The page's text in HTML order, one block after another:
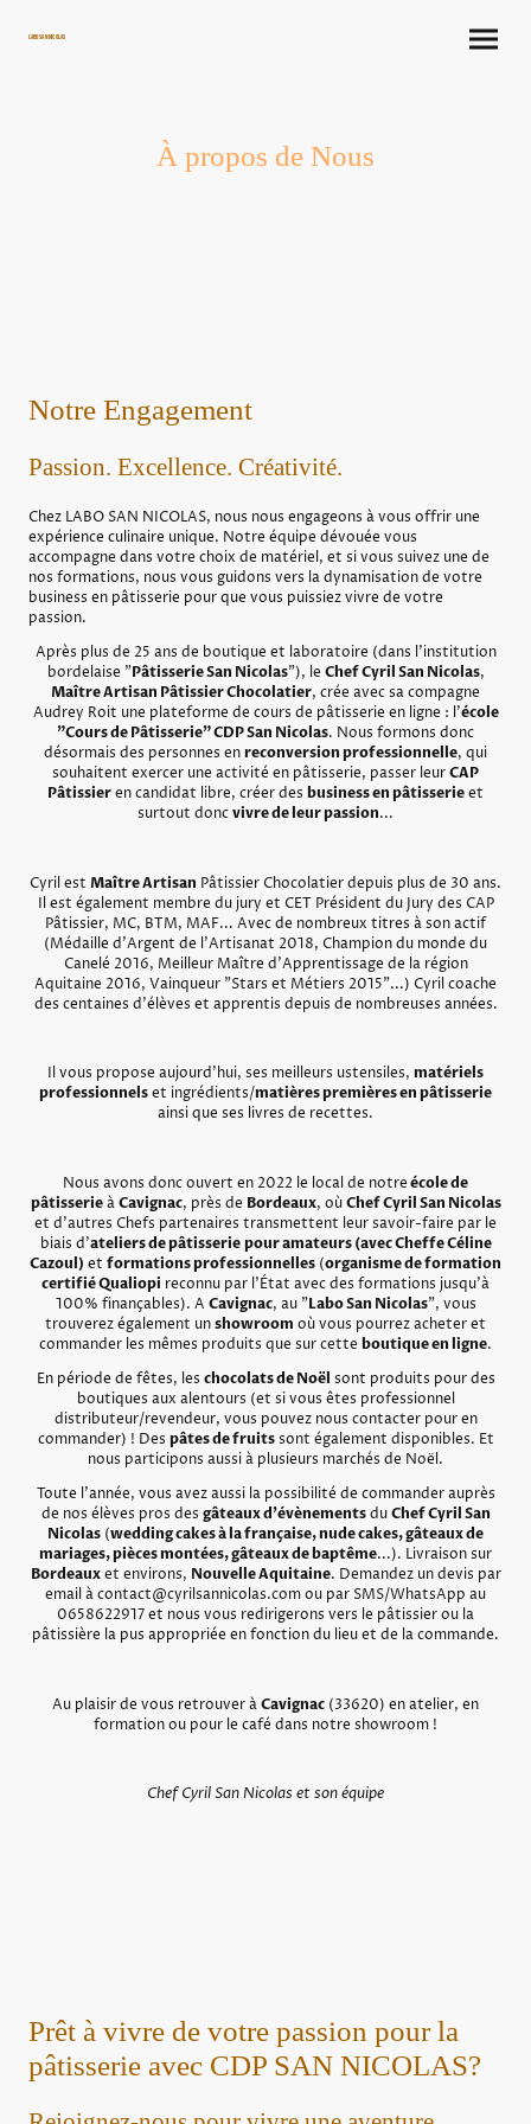
LABO SAN NICOLAS
À propos de Nous
Notre Engagement
Passion. Excellence. Créativité.
Chez LABO SAN NICOLAS, nous nous engageons à vous offrir une
expérience culinaire unique. Notre équipe dévouée vous
accompagne dans votre choix de matériel, et si vous suivez une de
nos formations, nous vous guidons vers la dynamisation de votre
business en pâtisserie pour que vous puissiez vivre de votre
passion.
Après plus de 25 ans de boutique et laboratoire (dans l'institution
bordelaise "Pâtisserie San Nicolas"), le Chef Cyril San Nicolas,
Maître Artisan Pâtissier Chocolatier, crée avec sa compagne
Audrey Roit une plateforme de cours de pâtisserie en ligne : l'école
"Cours de Pâtisserie" CDP San Nicolas. Nous formons donc
désormais des personnes enreconversion professionnelle, qui
souhaitent exercer une activité en pâtisserie, passer leurCAP
Pâtissieren candidat libre, créer des business en pâtisserieet
surtout doncvivre de leur passion...
Cyril est Maître Artisan Pâtissier Chocolatier depuis plus de 30 ans.
Il est également membre du jury et CET Président du Jury des CAP
Pâtissier, MC, BTM, MAF... Avec de nombreux titres à son actif
(Médaille d'Argent de l'Artisanat 2018, Champion du monde du
Canelé 2016, Meilleur Maître d'Apprentissage de la région
Aquitaine 2016, Vainqueur "Stars et Métiers 2015"...) Cyril coache
des centaines d'élèves et apprentis depuis de nombreuses années.
Il vous propose aujourd'hui, ses meilleurs ustensiles, matériels
professionnelset ingrédients/matières premières en pâtisserie
ainsi que ses livres de recettes.
Nous avons donc ouvert en 2022 le local de notreécole de
pâtisserieàCavignac, près de Bordeaux, oùChef Cyril San Nicolas
et d'autres Chefs partenaires transmettent leur savoir-faire par le
biais d'ateliers de pâtisserie pour amateurs (avec Cheffe Céline
Cazoul) et formations professionnelles (organisme de formation
certifié Qualiopi reconnu par l'État avec des formations jusqu'à
100% finançables). A Cavignac, au "Labo San Nicolas", vous
trouverez également unshowroom où vous pourrez acheter et
commander les mêmes produits que sur cette boutique en ligne.
En période de fêtes, les chocolats de Noël sont produits pour des
boutiques aux alentours (et si vous êtes professionnel
distributeur/revendeur, vous pouvez nous contacter pour en
commander) ! Des pâtes de fruitssont également disponibles. Et
nous participons aussi à plusieurs marchés de Noël.
Toute l'année, vous avez aussi la possibilité de commander auprès
de nos élèves pros des gâteaux d'évènementsduChef Cyril San
Nicolas (wedding cakes à la française, nude cakes, gâteaux de
mariages, pièces montées, gâteaux de baptême...). Livraison sur
Bordeauxet environs, Nouvelle Aquitaine. Demandez un devis par
email à contact@cyrilsannicolas.com ou par SMS/WhatsApp au
0658622917 et nous vous redirigerons vers le pâtissier ou la
pâtissière la pus appropriée en fonction du lieu et de la commande.
Au plaisir de vous retrouver àCavignac (33620) en atelier, en
formation ou pour le café dans notre showroom !
Chef Cyril San Nicolas et son équipe
Prêt à vivre de votre passion pour la
pâtisserie avec CDP SAN NICOLAS?